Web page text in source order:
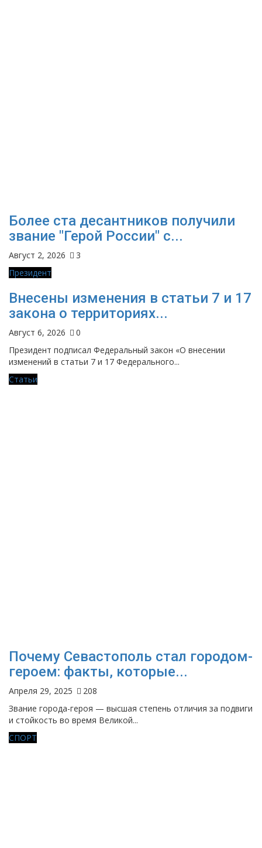
Более ста десантников получили
звание "Герой России" с...
Август 2, 2026
3
Президент
Внесены изменения в статьи 7 и 17
закона о территориях...
Август 6, 2026
0
Президент подписал Федеральный закон «О внесении
изменений в статьи 7 и 17 Федерального...
Статьи
Почему Севастополь стал городом-
героем: факты, которые...
Апреля 29, 2025
208
Звание города-героя — высшая степень отличия за подвиги
и стойкость во время Великой...
СПОРТ